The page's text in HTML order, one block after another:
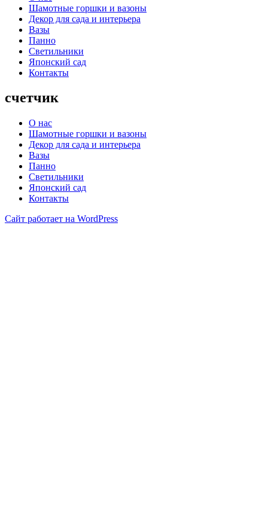
Шамотные горшки и вазоны
Декор для сада и интерьера
Вазы
Панно
Светильники
Японский сад
Контакты
счетчик
О нас
Шамотные горшки и вазоны
Декор для сада и интерьера
Вазы
Панно
Светильники
Японский сад
Контакты
Сайт работает на WordPress